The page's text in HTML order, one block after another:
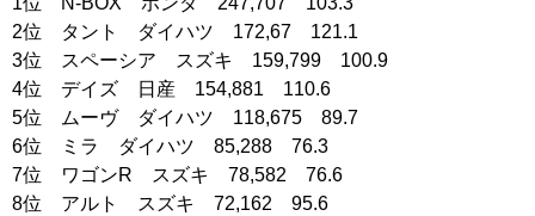
2位 タント ダイハツ 172,67 121.1
3位 スペーシア スズキ 159,799 100.9
4位 デイズ 日産 154,881 110.6
5位 ムーヴ ダイハツ 118,675 89.7
6位 ミラ ダイハツ 85,288 76.3
7位 ワゴンR スズキ 78,582 76.6
8位 アルト スズキ 72,162 95.6